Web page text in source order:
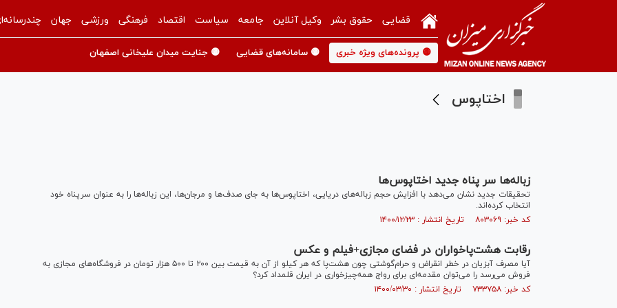
قضایی حقوق بشر وکیل آنلاین جامعه سیاست اقتصاد فرهنگی ورزشی جهان
🟡 پرونده‌های ویژه خبری 🟡 سامانه‌های قضایی 🟡 جنایت میدان علیخانی اصفهان
اختاپوس
زباله‌ها سر پناه جدید اختاپوس‌ها
تحقیقات جدید نشان می‌دهد با افزایش حجم زباله‌های دریایی، اختاپوس‌ها به جای صدف‌ها و مرجان‌ها، این زباله‌ها را به عنوان سرپناه خود
انتخاب کرده‌اند.
کد خبر: ۸۰۳۰۶۹ تاریخ انتشار : ۱۴۰۰/۱۲/۲۳
رقابت هشت‌پاخواران در فضای مجازی+فیلم و عکس
آیا مصرف آبزیان در خطر انقراض و حرام‌گوشتی چون هشت‌پا که هر کیلو از آن به قیمت بین ۲۰۰ تا ۵۰۰ هزار تومان در فروشگاه‌های مجازی به
فروش می‌رسد را می‌توان مقدمه‌ای برای رواج همه‌چیزخواری در ایران قلمداد کرد؟
کد خبر: ۷۳۳۷۵۸ تاریخ انتشار : ۱۴۰۰/۰۳/۳۰